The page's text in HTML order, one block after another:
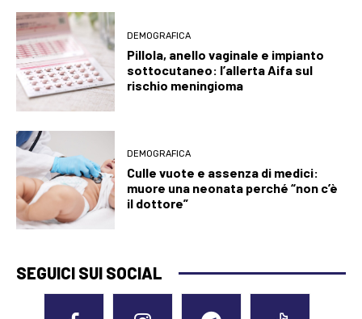
DEMOGRAFICA
Pillola, anello vaginale e impianto
sottocutaneo: l’allerta Aifa sul
rischio meningioma
DEMOGRAFICA
Culle vuote e assenza di medici:
muore una neonata perché “non c’è
il dottore”
SEGUICI SUI SOCIAL